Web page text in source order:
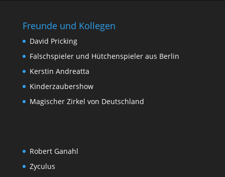
Freunde und Kollegen
David Pricking
Falschspieler und Hütchenspieler aus Berlin
Kerstin Andreatta
Kinderzaubershow
Magischer Zirkel von Deutschland
Robert Ganahl
Zyculus